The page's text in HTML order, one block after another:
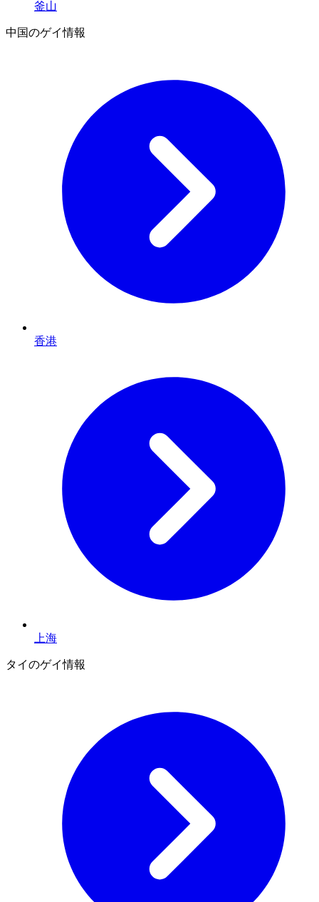
釜山
中国のゲイ情報
香港
上海
タイのゲイ情報